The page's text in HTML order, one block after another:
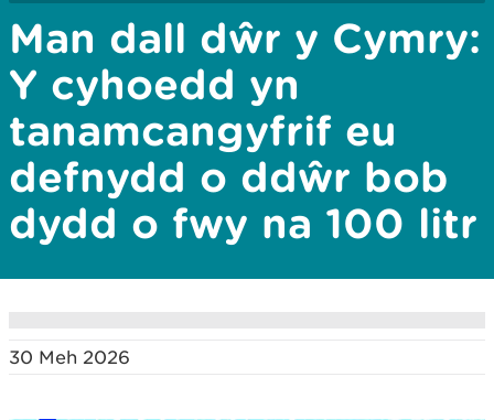
Man dall dŵr y Cymry:
Y cyhoedd yn
tanamcangyfrif eu
defnydd o ddŵr bob
dydd o fwy na 100 litr
30 Meh 2026